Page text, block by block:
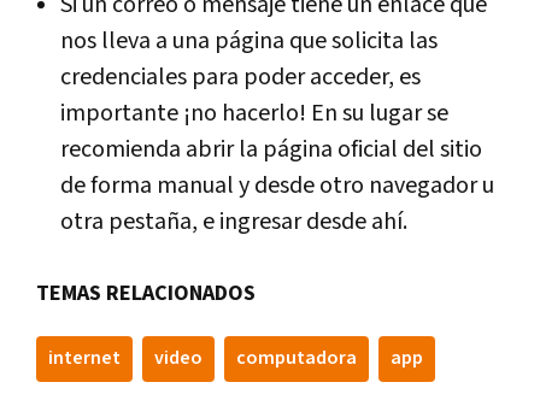
nos lleva a una página que solicita las
credenciales para poder acceder, es
importante ¡no hacerlo! En su lugar se
recomienda abrir la página oficial del sitio
de forma manual y desde otro navegador u
otra pestaña, e ingresar desde ahí.
TEMAS RELACIONADOS
internet video computadora app